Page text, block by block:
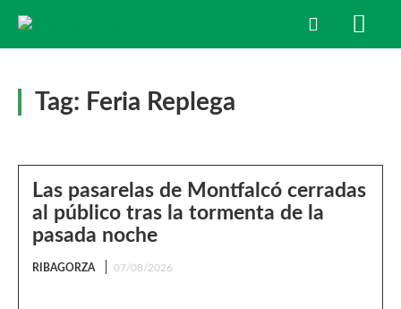
Tag: Feria Replega
Las pasarelas de Montfalcó cerradas
al público tras la tormenta de la
pasada noche
RIBAGORZA 07/08/2026